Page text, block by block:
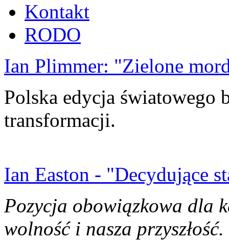
Kontakt
RODO
Ian Plimmer: "Zielone
Polska edycja światowego
transformacji.
Ian Easton - "Decydujące
Pozycja obowiązkowa dla
wolność i nasza przyszłość.